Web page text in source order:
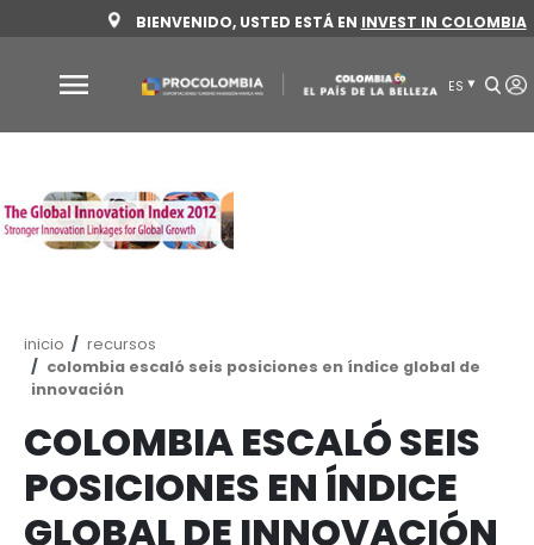
al
contenido
principal
BIENVENIDO, USTED ESTÁ ENINVEST
qué
Colombia
para
invertir
Sectores
para
invertir
Cómo
invertir
Ruta
de
navegación
inicio
recursos
colombia escaló seis posiciones en índice
innovación